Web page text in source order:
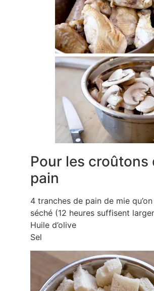
Pour les croûtons
pain
4 tranches de pain de mie
séché (12 heures suffisent
Huile d’olive
Sel